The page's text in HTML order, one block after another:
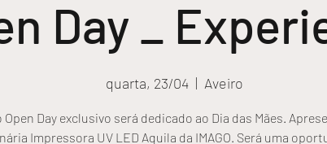
Day _
quarta, 23/04
  |
Aveiro
Open Day exclusivo será dedicado ao Dia das Mães.
Impressora UV LED Aquila da IMAGO. Será uma